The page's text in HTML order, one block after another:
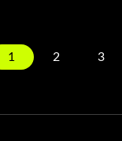
1 2 3